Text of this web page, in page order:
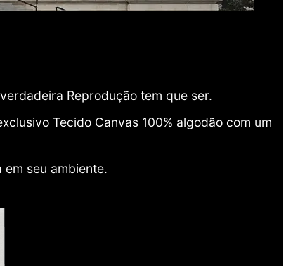
Reprodução tem que ser.
Tecido Canvas 100% algodão com um
seu ambiente.